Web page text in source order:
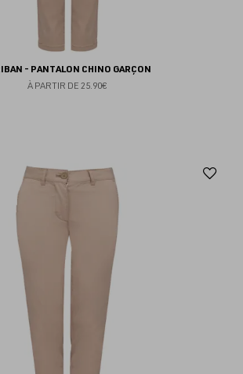
- PANTALON CHINO GARÇON
À PARTIR DE 25.90€